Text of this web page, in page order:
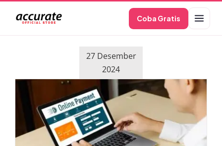
content
Coba Gratis
27 Desember
2024